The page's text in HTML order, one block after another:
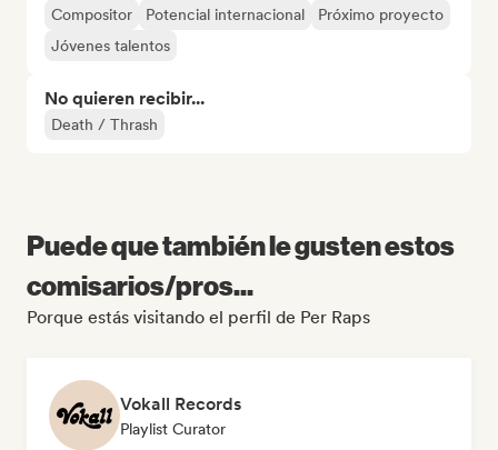
Compositor Potencial internacional
Próximo proyecto
Jóvenes talentos
No quieren recibir...
Death / Thrash
Puede que también le gusten estos
comisarios/pros...
Porque estás visitando el perfil de Per Raps
Vokall Records
Playlist Curator